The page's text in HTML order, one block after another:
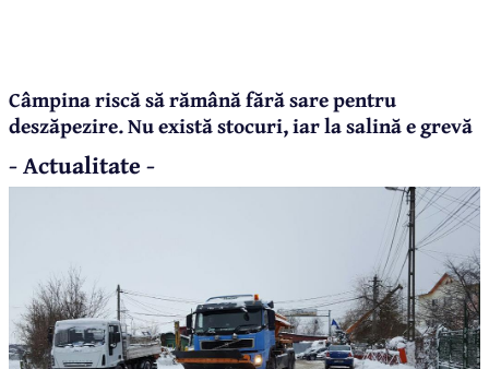
Câmpina riscă să rămână fără sare pentru
deszăpezire. Nu există stocuri, iar la salină e grevă
- Actualitate -